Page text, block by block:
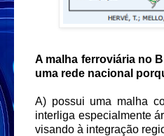
A malha ferroviária no
uma rede nacional
A) possui uma malha
interliga especialmente
visando à integração